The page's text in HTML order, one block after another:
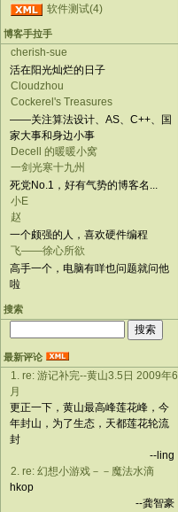
软件测试(4)
博客手拉手
cherish-sue
活在阳光灿烂的日子
Cloudzhou
Cockerel's Treasures
——关注算法设计、AS、C++、国
家大事和身边小事
Decell 的暖暖小窝
一剑光寒十九州
死党No.1，好有气势的博客名...
小E
赵
一个颇强的人，喜欢硬件编程
飞——徐心所欲
高手一个，电脑有咩也问题就问他
啦
搜索
最新评论
1. re: 游记补完--黄山3.5日 2009年6
月
更正一下，黄山最高峰莲花峰，今
年封山，为了生态，天都莲花轮流
封
--ling
2. re: 幻想小游戏－－魔法水滴
hkop
--龚智豪